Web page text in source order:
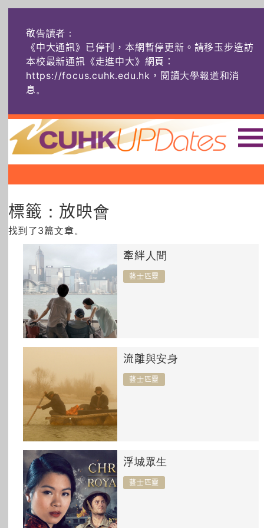
敬告讀者：
《中大通訊》已停刊，本網暫停更新。請移玉步造訪
本校最新通訊《走進中大》網頁：
https://focus.cuhk.edu.hk，閱讀大學報道和消
息。
主頁 |||
社創薈動
藝士匹靈 雅共賞
所有主題
標籤：放映會
找到了3篇文章。
牽絆人間
藝士匹靈
流離與安身
藝士匹靈
浮城眾生
藝士匹靈